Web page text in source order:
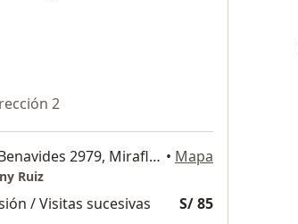
2
Avenida Alfredo Benavides 2979, Miraflores • Mapa
Ruiz
/ Visitas sucesivas S/ 85